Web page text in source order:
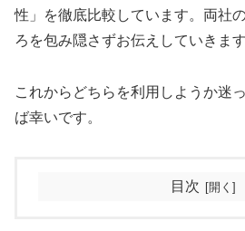
性」を徹底比較しています。両社
ろを包み隠さずお伝えしていきます
これからどちらを利用しようか迷
ば幸いです。
目次